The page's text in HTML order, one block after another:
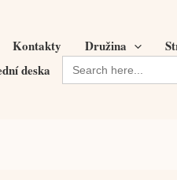
Kontakty Družina
deska Search
for: